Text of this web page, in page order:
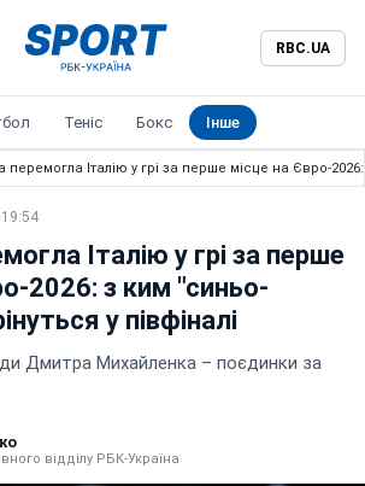
RBC.UA
Теніс Бокс Інше
перемогла Італію у грі за перше місце на Євро-
Італію у грі за перше
2026: з ким "синьо-
у півфіналі
Дмитра Михайленка – поєдинки за
відділу РБК-Україна